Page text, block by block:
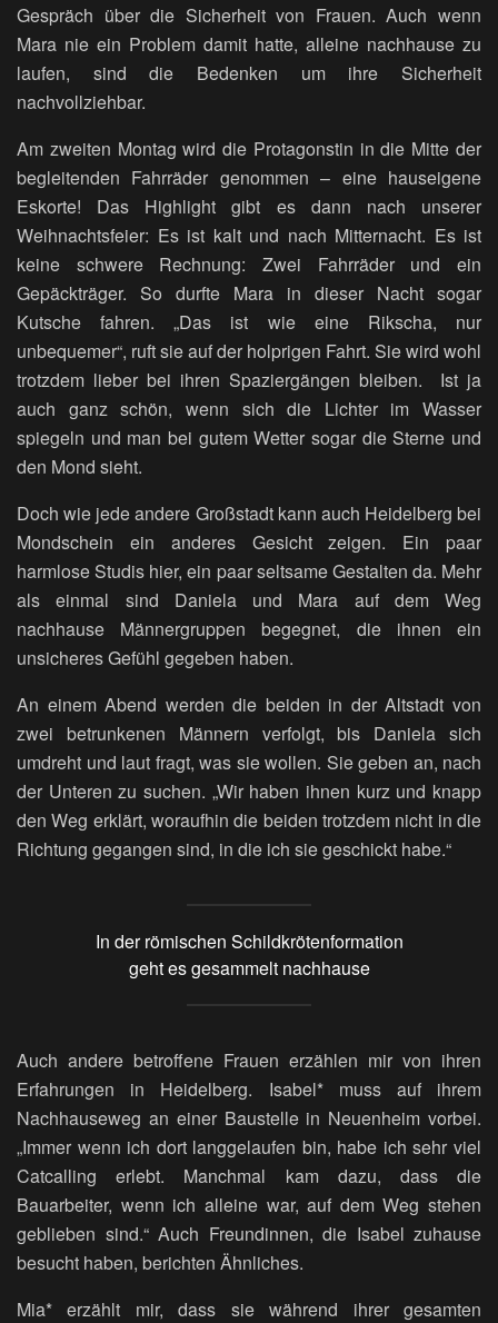
Gespräch über die Sicherheit von Frauen. Auch wenn
Mara nie ein Problem damit hatte, alleine nachhause zu
laufen, sind die Bedenken um ihre Sicherheit
nachvollziehbar.
Am zweiten Montag wird die Protagonstin in die Mitte der
begleitenden Fahrräder genommen – eine hauseigene
Eskorte! Das Highlight gibt es dann nach unserer
Weihnachtsfeier: Es ist kalt und nach Mitternacht. Es ist
keine schwere Rechnung: Zwei Fahrräder und ein
Gepäckträger. So durfte Mara in dieser Nacht sogar
Kutsche fahren. „Das ist wie eine Rikscha, nur
unbequemer“, ruft sie auf der holprigen Fahrt. Sie wird wohl
trotzdem lieber bei ihren Spaziergängen bleiben. Ist ja
auch ganz schön, wenn sich die Lichter im Wasser
spiegeln und man bei gutem Wetter sogar die Sterne und
den Mond sieht.
Doch wie jede andere Großstadt kann auch Heidelberg bei
Mondschein ein anderes Gesicht zeigen. Ein paar
harmlose Studis hier, ein paar seltsame Gestalten da. Mehr
als einmal sind Daniela und Mara auf dem Weg
nachhause Männergruppen begegnet, die ihnen ein
unsicheres Gefühl gegeben haben.
An einem Abend werden die beiden in der Altstadt von
zwei betrunkenen Männern verfolgt, bis Daniela sich
umdreht und laut fragt, was sie wollen. Sie geben an, nach
der Unteren zu suchen. „Wir haben ihnen kurz und knapp
den Weg erklärt, woraufhin die beiden trotzdem nicht in die
Richtung gegangen sind, in die ich sie geschickt habe.“
In der römischen Schildkrötenformation
geht es gesammelt nachhause
Auch andere betroffene Frauen erzählen mir von ihren
Erfahrungen in Heidelberg. Isabel* muss auf ihrem
Nachhauseweg an einer Baustelle in Neuenheim vorbei.
„Immer wenn ich dort langgelaufen bin, habe ich sehr viel
Catcalling erlebt. Manchmal kam dazu, dass die
Bauarbeiter, wenn ich alleine war, auf dem Weg stehen
geblieben sind.“ Auch Freundinnen, die Isabel zuhause
besucht haben, berichten Ähnliches.
Mia* erzählt mir, dass sie während ihrer gesamten